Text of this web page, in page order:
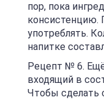
пор, пока
консистенцию.
употреблять.
напитке
Рецепт № 6.
входящий в
Чтобы сделать